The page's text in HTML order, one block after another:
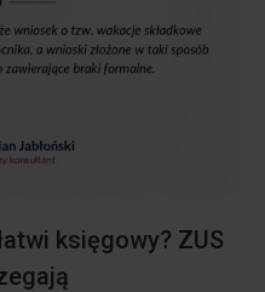
księgowy? ZUS